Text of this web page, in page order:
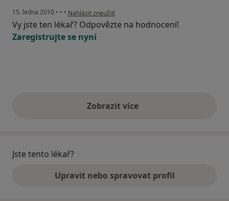
15. ledna 2010 • • • podle názoru uživatele Pacient
Nahlásit zneužití
Vy jste ten lékař? Odpovězte na hodnocení!
Zaregistrujte se nyní
Zobrazit vícevýše uvedené názory
Jste tento lékař?
Upravit nebo spravovat profil